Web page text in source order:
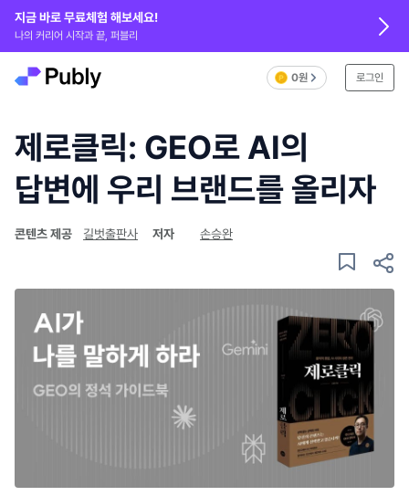
지금 바로 무료체험 해보세요!
나의 커리어 시작과 끝, 퍼블리
0원 로그인
제로클릭: GEO로 AI의
답변에 우리 브랜드를 올리자
콘텐츠 제공 길벗출판사 저자 손승완